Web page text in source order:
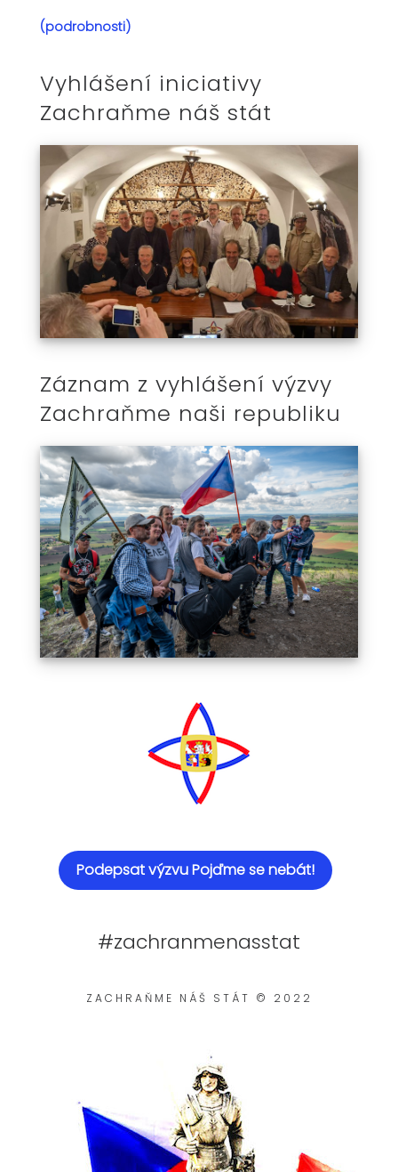
(podrobnosti)
Vyhlášení iniciativy
Zachraňme náš stát
Záznam z vyhlášení výzvy
Zachraňme naši republiku
Podepsat výzvu Pojďme se nebát!
#zachranmenasstat
ZACHRAŇME NÁŠ STÁT © 2022